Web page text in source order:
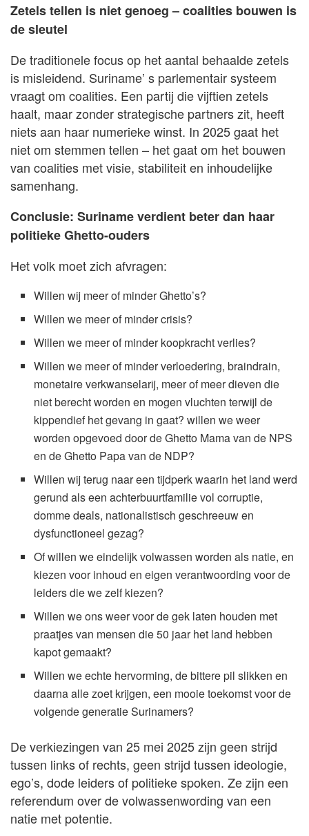
Zetels tellen is niet genoeg – coalities bouwen is
de sleutel
De traditionele focus op het aantal behaalde zetels
is misleidend. Suriname’ s parlementair systeem
vraagt om coalities. Een partij die vijftien zetels
haalt, maar zonder strategische partners zit, heeft
niets aan haar numerieke winst. In 2025 gaat het
niet om stemmen tellen – het gaat om het bouwen
van coalities met visie, stabiliteit en inhoudelijke
samenhang.
Conclusie: Suriname verdient beter dan haar
politieke Ghetto-ouders
Het volk moet zich afvragen:
Willen wij meer of minder Ghetto’s?
Willen we meer of minder crisis?
Willen we meer of minder koopkracht verlies?
Willen we meer of minder verloedering, braindrain,
monetaire verkwanselarij, meer of meer dieven die
niet berecht worden en mogen vluchten terwijl de
kippendief het gevang in gaat? willen we weer
worden opgevoed door de Ghetto Mama van de NPS
en de Ghetto Papa van de NDP?
Willen wij terug naar een tijdperk waarin het land werd
gerund als een achterbuurtfamilie vol corruptie,
domme deals, nationalistisch geschreeuw en
dysfunctioneel gezag?
Of willen we eindelijk volwassen worden als natie, en
kiezen voor inhoud en eigen verantwoording voor de
leiders die we zelf kiezen?
Willen we ons weer voor de gek laten houden met
praatjes van mensen die 50 jaar het land hebben
kapot gemaakt?
Willen we echte hervorming, de bittere pil slikken en
daarna alle zoet krijgen, een mooie toekomst voor de
volgende generatie Surinamers?
De verkiezingen van 25 mei 2025 zijn geen strijd
tussen links of rechts, geen strijd tussen ideologie,
ego’s, dode leiders of politieke spoken. Ze zijn een
referendum over de volwassenwording van een
natie met potentie.